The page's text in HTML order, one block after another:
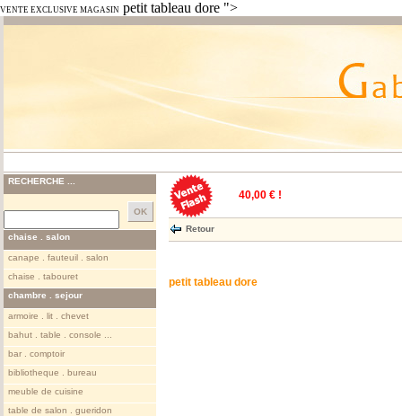
VENTE EXCLUSIVE MAGASIN petit tableau dore ">
RECHERCHE ...
chaise . salon
canape . fauteuil . salon
chaise . tabouret
chambre . sejour
armoire . lit . chevet
bahut . table . console ...
bar . comptoir
bibliotheque . bureau
meuble de cuisine
table de salon . gueridon
40,00 € !
Retour
petit tableau dore